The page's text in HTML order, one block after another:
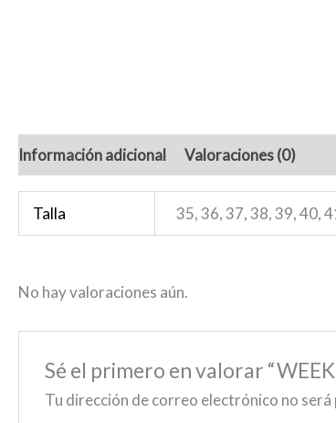
Información adicional Valoraciones (0)
Talla 35, 36, 37, 38, 39, 40,
No hay valoraciones aún.
Sé el primero en valorar
Tu dirección de correo electrónico no será